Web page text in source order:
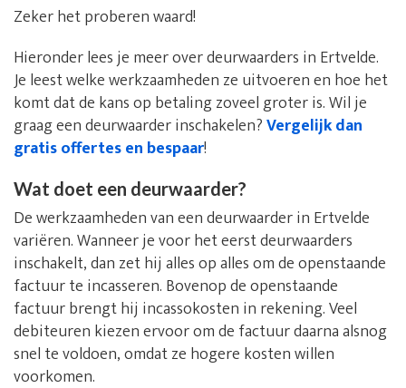
Zeker het proberen waard!
Hieronder lees je meer over deurwaarders in Ertvelde.
Je leest welke werkzaamheden ze uitvoeren en hoe het
komt dat de kans op betaling zoveel groter is. Wil je
graag een deurwaarder inschakelen?Vergelijk dan
gratis offertes en bespaar!
Wat doet een deurwaarder?
De werkzaamheden van een deurwaarder in Ertvelde
variëren. Wanneer je voor het eerst deurwaarders
inschakelt, dan zet hij alles op alles om de openstaande
factuur te incasseren. Bovenop de openstaande
factuur brengt hij incassokosten in rekening. Veel
debiteuren kiezen ervoor om de factuur daarna alsnog
snel te voldoen, omdat ze hogere kosten willen
voorkomen.